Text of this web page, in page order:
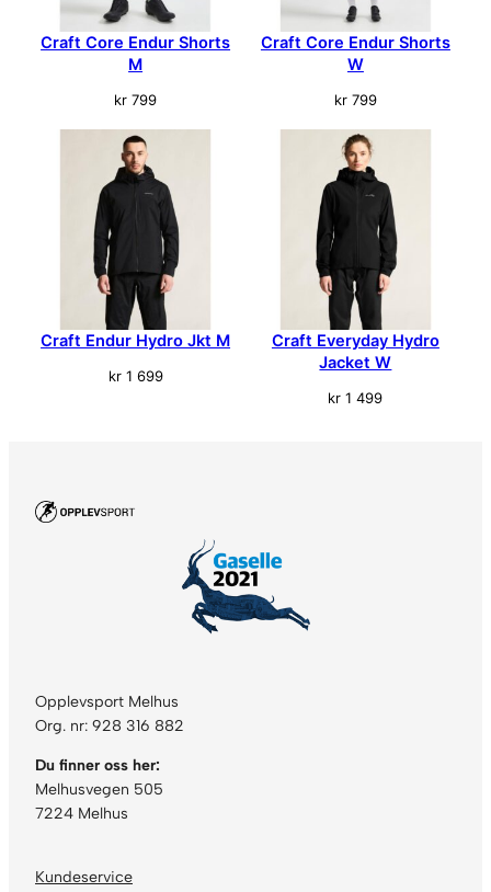
Craft Core Endur Shorts
M
kr 799
Craft Core Endur Shorts
W
kr799
Craft Endur Hydro Jkt M
kr1 699
Craft Everyday Hydro
Jacket W
kr 1 499
Opplevsport Melhus
Org. nr: 928 316 882
Du finner oss her:
Melhusvegen 505
7224 Melhus
Kundeservice